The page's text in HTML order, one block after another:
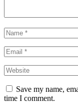
Save my name,
time I comment.